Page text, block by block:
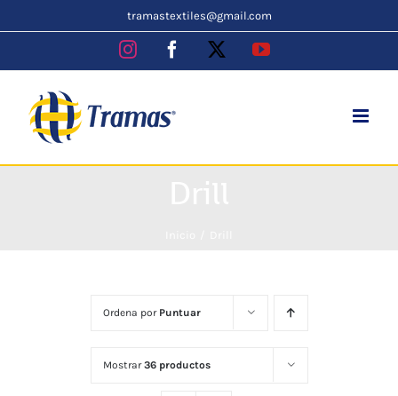
to
tramastextiles@gmail.com
InstagramFacebook YouTube
Ordena por Puntuar
Mostrar36 productos